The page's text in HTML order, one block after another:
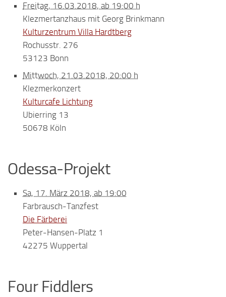
Freitag, 16.03.2018, ab 19:00 h
Klezmertanzhaus mit Georg Brinkmann
Kulturzentrum Villa Hardtberg
Rochusstr. 276
53123 Bonn
Mittwoch, 21.03.2018, 20:00 h
Klezmerkonzert
Kulturcafe Lichtung
Ubierring 13
50678 Köln
Odessa-Projekt
Sa, 17. März 2018, ab 19:00
Farbrausch-Tanzfest
Die Färberei
Peter-Hansen-Platz 1
42275 Wuppertal
Four Fiddlers